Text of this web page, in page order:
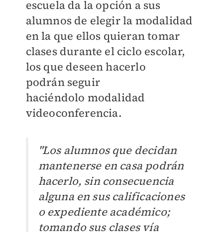
escuela da la opción a sus
alumnos de elegir la modalidad
en la que ellos quieran tomar
clases durante el ciclo escolar,
los que deseen hacerlo
podrán seguir
haciéndolo modalidad
videoconferencia.
"Los alumnos que decidan
mantenerse en casa podrán
hacerlo, sin consecuencia
alguna en sus calificaciones
o expediente académico;
tomando sus clases vía